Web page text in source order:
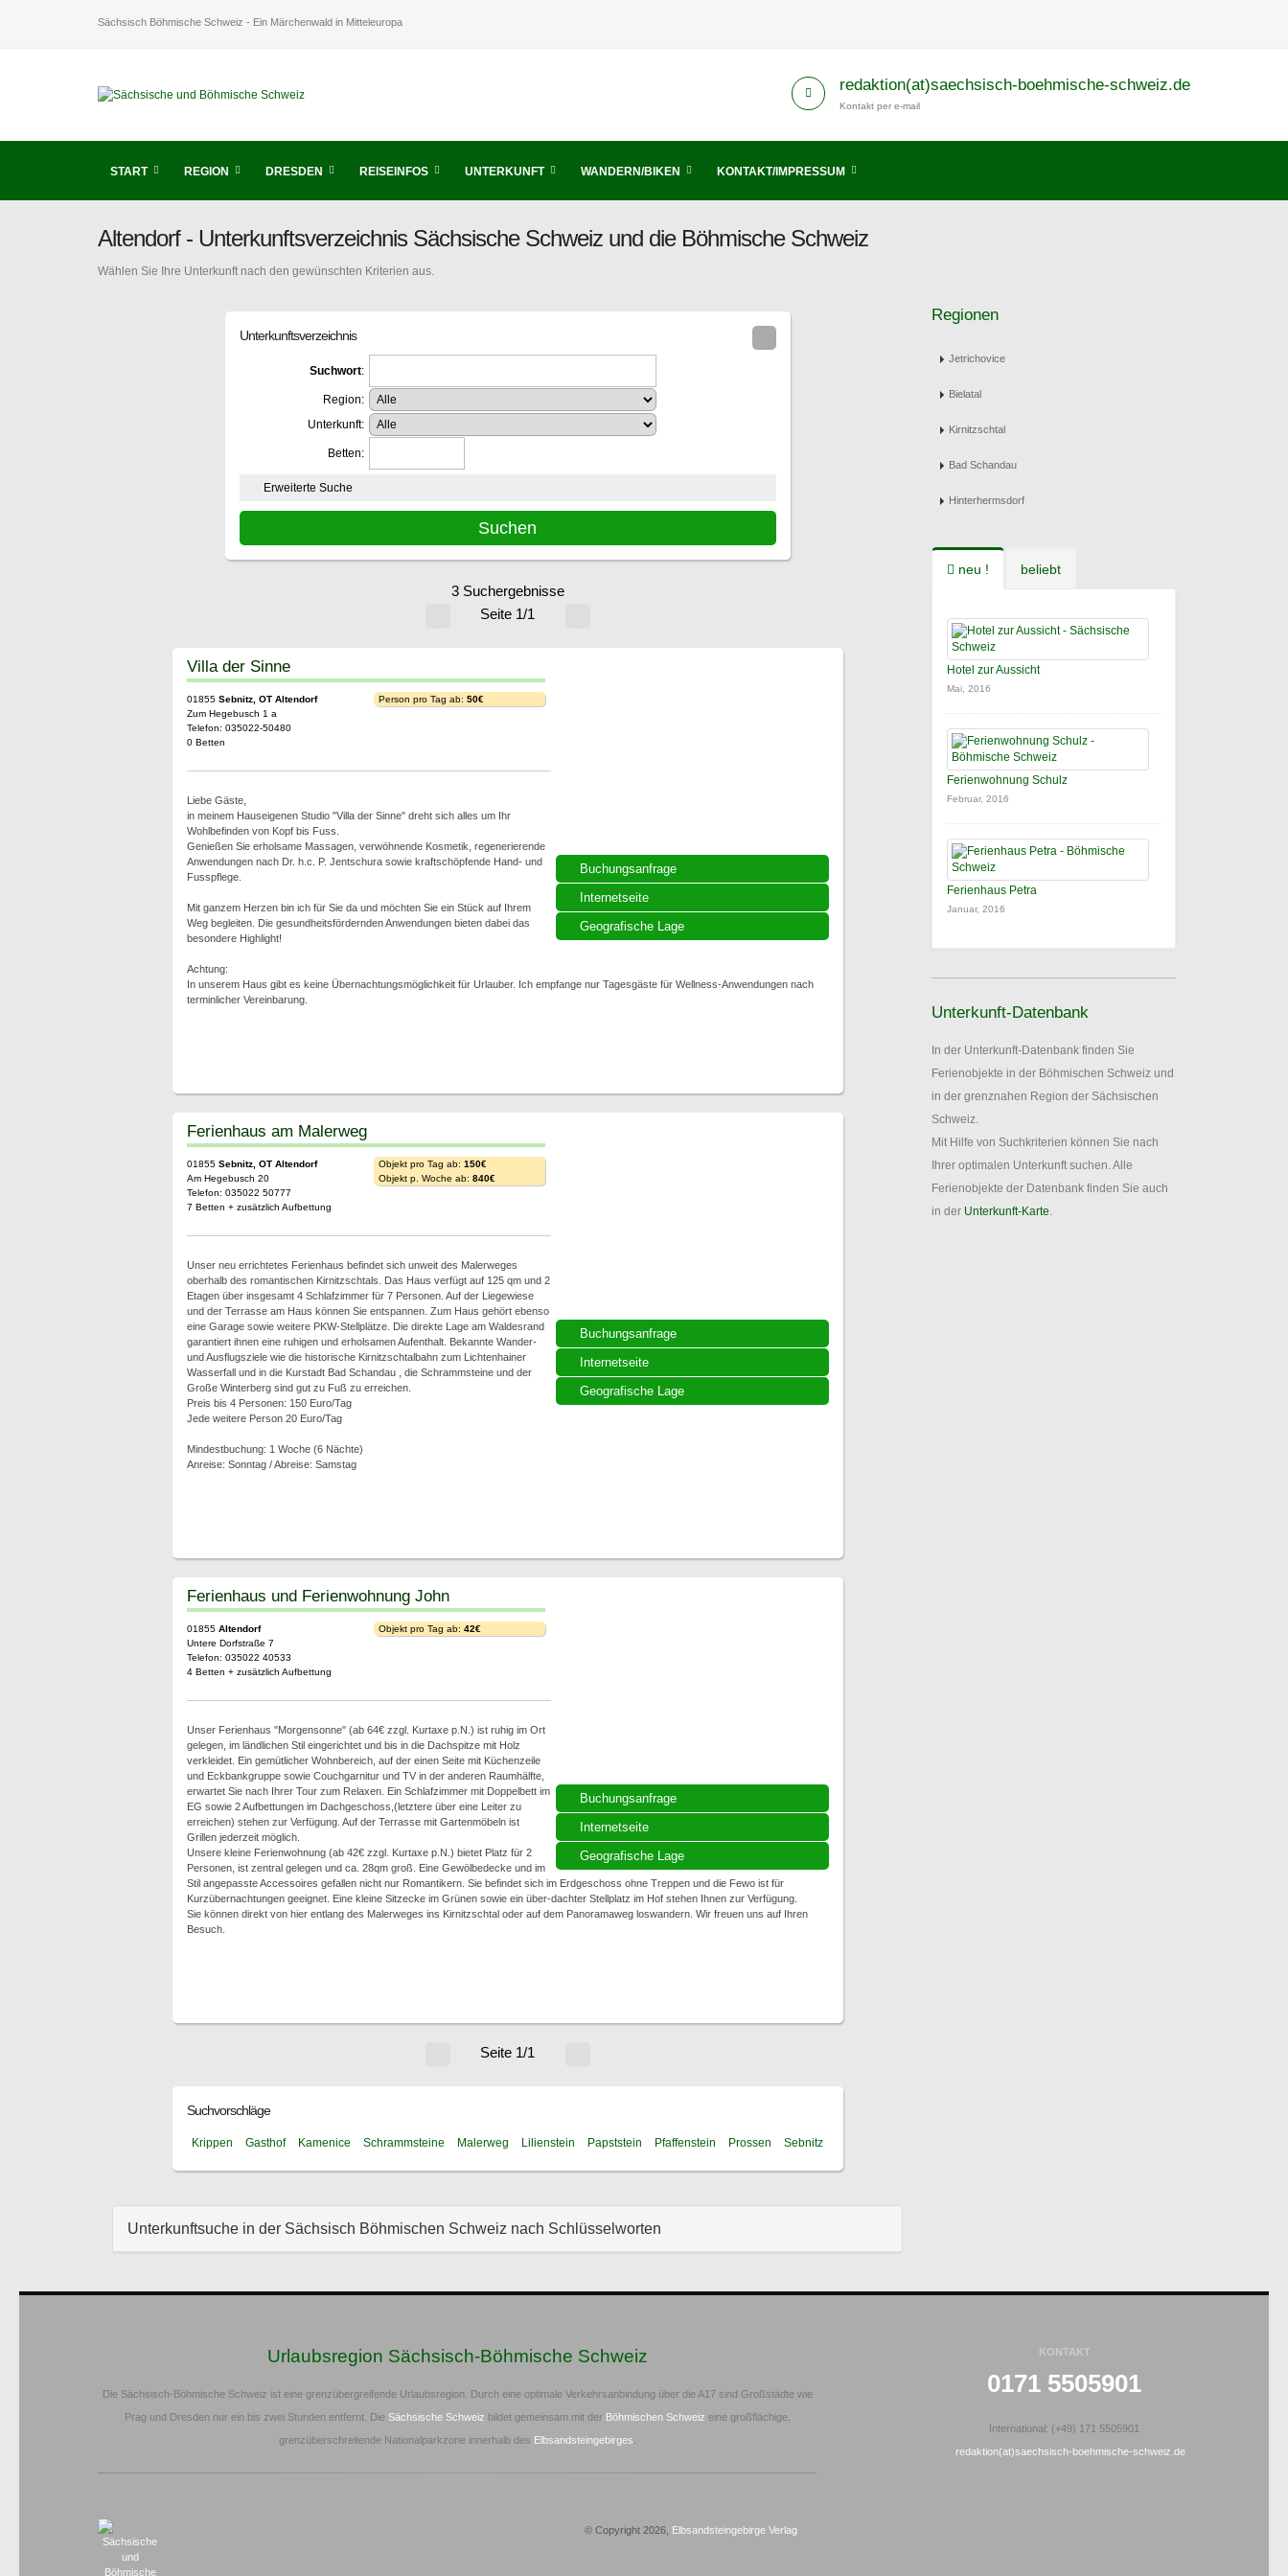
Sächsisch Böhmische Schweiz - Ein Märchenwald in Mitteleuropa
redaktion(at)saechsisch-boehmische-schweiz.de
Kontakt per e-mail
START REGION DRESDEN REISEINFOS UNTERKUNFT WANDERN/BIKEN KONTAKT/IMPRESSUM
Altendorf - Unterkunftsverzeichnis Sächsische Schweiz und die Böhmische Schweiz
Wählen Sie Ihre Unterkunft nach den gewünschten Kriterien aus.
Unterkunftsverzeichnis
Suchwort:
Region:
Unterkunft:
Betten:
Erweiterte Suche
3 Suchergebnisse
Seite 1/1
Buchungsanfrage
Internetseite
Geografische Lage
Villa der Sinne
01855 Sebnitz, OT Altendorf
Zum Hegebusch 1 a
Telefon: 035022-50480
0 Betten
Person pro Tag ab: 50€
Liebe Gäste,
in meinem Hauseigenen Studio "Villa der Sinne" dreht sich alles um Ihr
Wohlbefinden von Kopf bis Fuss.
Genießen Sie erholsame Massagen, verwöhnende Kosmetik, regenerierende
Anwendungen nach Dr. h.c. P. Jentschura sowie kraftschöpfende Hand- und
Fusspflege.
Mit ganzem Herzen bin ich für Sie da und möchten Sie ein Stück auf Ihrem
Weg begleiten. Die gesundheitsfördernden Anwendungen bieten dabei das
besondere Highlight!
Achtung:
In unserem Haus gibt es keine Übernachtungsmöglichkeit für Urlauber. Ich empfange nur Tagesgäste für Wellness-Anwendungen nach
terminlicher Vereinbarung.
Buchungsanfrage
Internetseite
Geografische Lage
Ferienhaus am Malerweg
01855 Sebnitz, OT Altendorf
Am Hegebusch 20
Telefon: 035022 50777
7 Betten + zusätzlich Aufbettung
Objekt pro Tag ab: 150€
Objekt p. Woche ab: 840€
Unser neu errichtetes Ferienhaus befindet sich unweit des Malerweges
oberhalb des romantischen Kirnitzschtals. Das Haus verfügt auf 125 qm und 2
Etagen über insgesamt 4 Schlafzimmer für 7 Personen. Auf der Liegewiese
und der Terrasse am Haus können Sie entspannen. Zum Haus gehört ebenso
eine Garage sowie weitere PKW-Stellplätze. Die direkte Lage am Waldesrand
garantiert ihnen eine ruhigen und erholsamen Aufenthalt. Bekannte Wander-
und Ausflugsziele wie die historische Kirnitzschtalbahn zum Lichtenhainer
Wasserfall und in die Kurstadt Bad Schandau , die Schrammsteine und der
Große Winterberg sind gut zu Fuß zu erreichen.
Preis bis 4 Personen: 150 Euro/Tag
Jede weitere Person 20 Euro/Tag
Mindestbuchung: 1 Woche (6 Nächte)
Anreise: Sonntag / Abreise: Samstag
Buchungsanfrage
Internetseite
Geografische Lage
Ferienhaus und Ferienwohnung John
01855 Altendorf
Untere Dorfstraße 7
Telefon: 035022 40533
4 Betten + zusätzlich Aufbettung
Objekt pro Tag ab: 42€
Unser Ferienhaus "Morgensonne" (ab 64€ zzgl. Kurtaxe p.N.) ist ruhig im Ort
gelegen, im ländlichen Stil eingerichtet und bis in die Dachspitze mit Holz
verkleidet. Ein gemütlicher Wohnbereich, auf der einen Seite mit Küchenzeile
und Eckbankgruppe sowie Couchgarnitur und TV in der anderen Raumhälfte,
erwartet Sie nach Ihrer Tour zum Relaxen. Ein Schlafzimmer mit Doppelbett im
EG sowie 2 Aufbettungen im Dachgeschoss,(letztere über eine Leiter zu
erreichen) stehen zur Verfügung. Auf der Terrasse mit Gartenmöbeln ist
Grillen jederzeit möglich.
Unsere kleine Ferienwohnung (ab 42€ zzgl. Kurtaxe p.N.) bietet Platz für 2
Personen, ist zentral gelegen und ca. 28qm groß. Eine Gewölbedecke und im
Stil angepasste Accessoires gefallen nicht nur Romantikern. Sie befindet sich im Erdgeschoss ohne Treppen und die Fewo ist für
Kurzübernachtungen geeignet. Eine kleine Sitzecke im Grünen sowie ein über-dachter Stellplatz im Hof stehen Ihnen zur Verfügung.
Sie können direkt von hier entlang des Malerweges ins Kirnitzschtal oder auf dem Panoramaweg loswandern. Wir freuen uns auf Ihren
Besuch.
Seite 1/1
Suchvorschläge
Krippen Gasthof Kamenice Schrammsteine Malerweg Lilienstein Papststein Pfaffenstein Prossen Sebnitz
Unterkunftsuche in der Sächsisch Böhmischen Schweiz nach Schlüsselworten
Regionen
Jetrichovice
Bielatal
Kirnitzschtal
Bad Schandau
Hinterhermsdorf
neu ! beliebt
Hotel zur Aussicht
Mai, 2016
Ferienwohnung Schulz
Februar, 2016
Ferienhaus Petra
Januar, 2016
Unterkunft-Datenbank
In der Unterkunft-Datenbank finden Sie
Ferienobjekte in der Böhmischen Schweiz und
in der grenznahen Region der Sächsischen
Schweiz.
Mit Hilfe von Suchkriterien können Sie nach
Ihrer optimalen Unterkunft suchen. Alle
Ferienobjekte der Datenbank finden Sie auch
in der Unterkunft-Karte.
Urlaubsregion Sächsisch-Böhmische Schweiz
Die Sächsisch-Böhmische Schweiz ist eine grenzübergreifende Urlaubsregion. Durch eine optimale Verkehrsanbindung über die A17 sind Großstädte wie
Prag und Dresden nur ein bis zwei Stunden entfernt. Die Sächsische Schweiz bildet gemeinsam mit der Böhmischen Schweiz eine großflächige,
grenzüberschreitende Nationalparkzone innerhalb des Elbsandsteingebirges
KONTAKT
0171 5505901
International: (+49) 171 5505901
redaktion(at)saechsisch-boehmische-schweiz.de
© Copyright 2026, Elbsandsteingebirge Verlag